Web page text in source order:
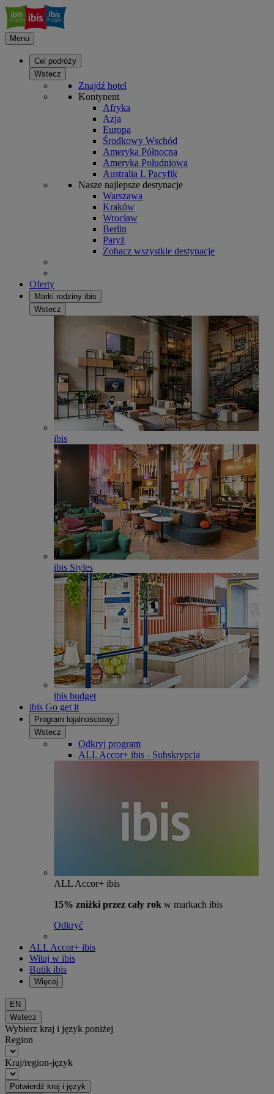
Menu
Cel podróży
Wstecz
Znajdź hotel
Kontynent
Afryka
Azja
Europa
Środkowy Wschód
Ameryka Północna
Ameryka Południowa
Australia L Pacyfik
Nasze najlepsze destynacje
Warszawa
Kraków
Wrocław
Berlin
Paryż
Zobacz wszystkie destynacje
Oferty
Marki rodziny ibis
Wstecz
ibis
ibis Styles
ibis budget
ibis Go get it
Program lojalnościowy
Wstecz
Odkryj program
ALL Accor+ ibis - Subskrypcja
ALL Accor+ ibis
15% zniżki przez cały rok w markach ibis
Odkryć
ALL Accor+ ibis
Witaj w ibis
Butik ibis
Więcej
EN
Wstecz
Wybierz kraj i język poniżej
Region
Kraj/region-język
Potwierdź kraj i język